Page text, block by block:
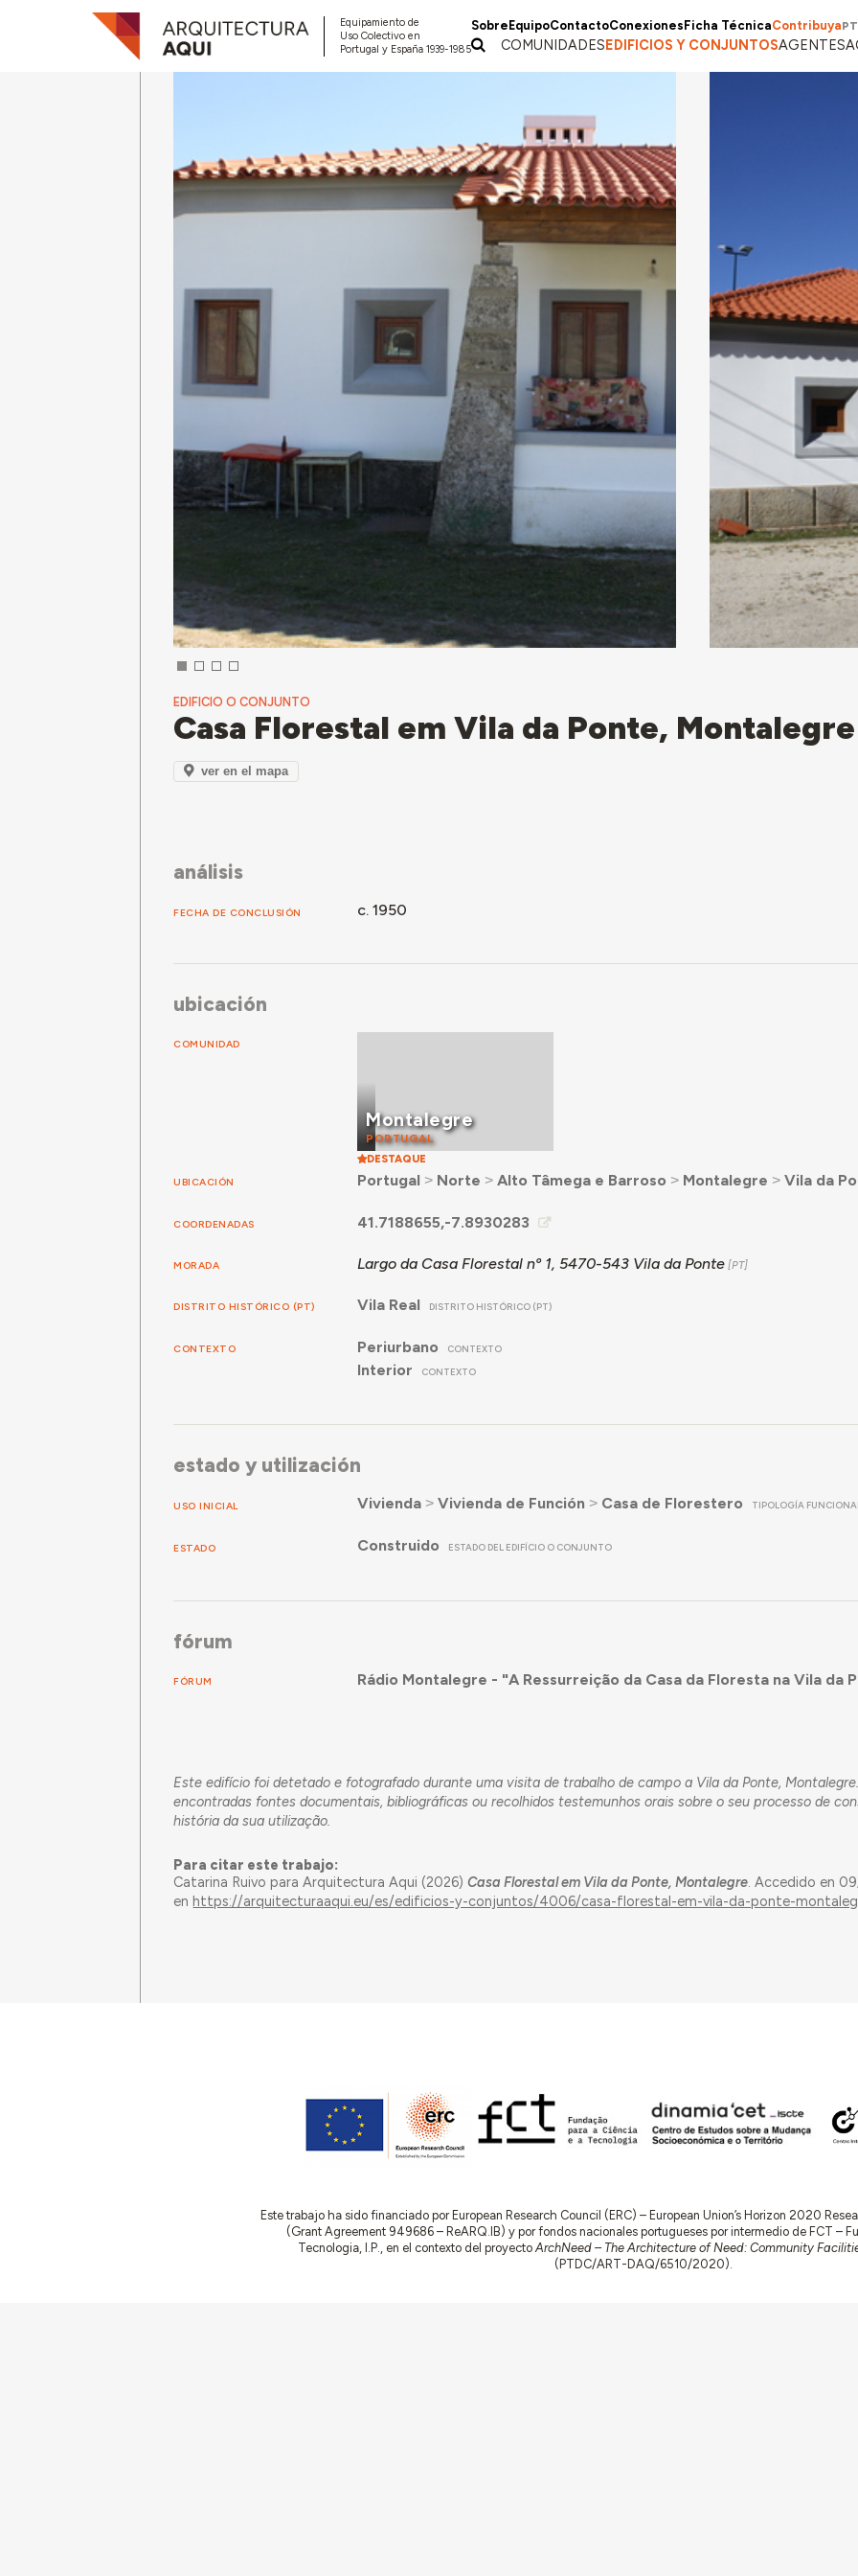
Equipamiento de
Uso Colectivo en
Portugal y España 1939-1985
Sobre EquipoContactoConexiones Ficha TécnicaContribuyaPT
COMUNIDADESEDIFICIOS Y CONJUNTOSAGENTES
EDIFICIO O CONJUNTO
Casa Florestal em Vila da Ponte, Montalegre
ver en el mapa
análisis
FECHA DE CONCLUSIÓN c. 1950
ubicación
COMUNIDAD
Montalegre
PORTUGAL
DESTAQUE
UBICACIÓN Portugal ˃ Norte ˃ Alto Tâmega e Barroso ˃ Montalegre ˃ Vila da
COORDENADAS 41.7188655,-7.8930283
MORADA Largo da Casa Florestal nº 1, 5470-543 Vila da Ponte
DISTRITO HISTÓRICO (PT) Vila Real DISTRITO HISTÓRICO (PT)
CONTEXTO Periurbano CONTEXTO
Interior CONTEXTO
estado y utilización
USO INICIAL Vivienda˃ Vivienda de Función ˃ Casa de Florestero TIPOLOGÍA
ESTADO Construido ESTADO DEL EDIFÍCIO O CONJUNTO
fórum
FÓRUM Rádio Montalegre - "A Ressurreição da Casa da Floresta na Vila da
Este edifício foi detetado e fotografado durante uma visita de trabalho de campo a Vila da Ponte,
encontradas fontes documentais, bibliográficas ou recolhidos testemunhos orais sobre o seu processo de
história da sua utilização.
Para citar este trabajo:
Catarina Ruivo para Arquitectura Aqui (2026)Casa Florestal em Vila da Ponte, Montalegre. Accedido en
enhttps://arquitecturaaqui.eu/es/edificios-y-conjuntos/4006/casa-florestal-em-vila-da-ponte-
Este trabajo ha sido financiado por European Research Council (ERC) – European Union’s Horizon 2020
(Grant Agreement 949686 – ReARQ.IB) y por fondos nacionales portugueses por intermedio de FCT –
Tecnologia, I.P., en el contexto del proyectoArchNeed – The Architecture of Need: Community
(PTDC/ART-DAQ/6510/2020).